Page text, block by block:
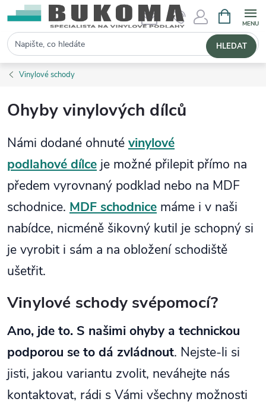
Hledat HLEDAT
Vinylové schody
Ohyby vinylových dílců
Námi dodané ohnuté vinylové
podlahové dílce je možné přilepit přímo na
předem vyrovnaný podklad nebo na MDF
schodnice. MDF schodnice máme i v naši
nabídce, nicméně šikovný kutil je schopný si
je vyrobit i sám a na obložení schodiště
ušetřit.
Vinylové schody svépomocí?
Ano, jde to. S našimi ohyby a technickou
podporou se to dá zvládnout. Nejste-li si
jisti, jakou variantu zvolit, neváhejte nás
kontaktovat, rádi s Vámi všechny možnosti